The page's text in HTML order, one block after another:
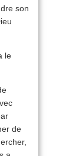
son
le
de